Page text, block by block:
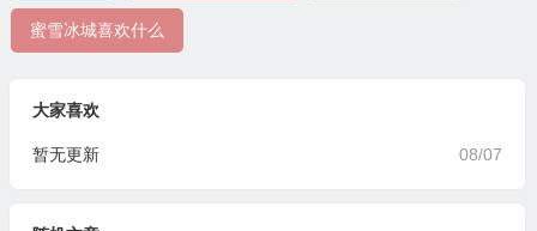
蜜雪冰城喜欢什么
大家喜欢
08/07
暂无更新